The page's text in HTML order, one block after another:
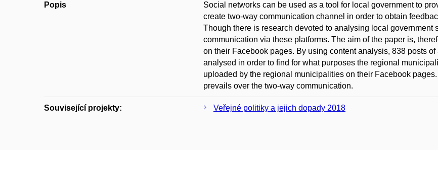
Popis
Social networks can be used as a tool for local government to
create two-way communication channel in order to obtain
Though there is research devoted to analysing local
communication via these platforms. The aim of the paper is,
on their Facebook pages. By using content analysis, 838 posts
analysed in order to find for what purposes the regional
uploaded by the regional municipalities on their Facebook
prevails over the two-way communication.
Související projekty: Veřejné politiky a jejich dopady 2018